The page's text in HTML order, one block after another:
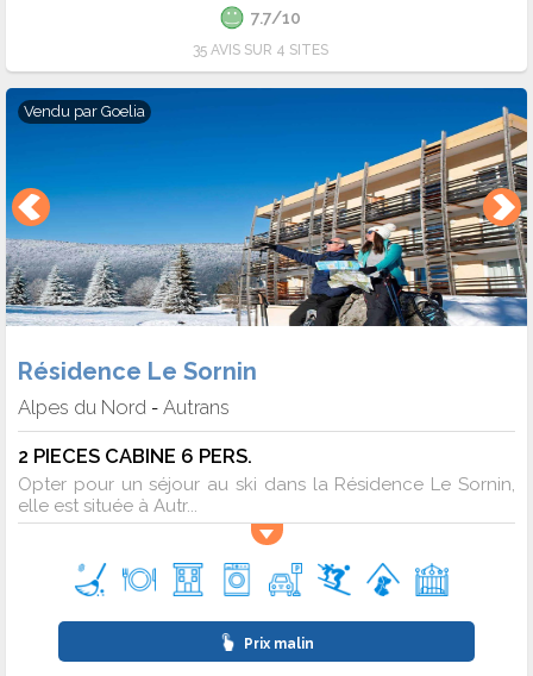
7.7/10
35 AVIS SUR 4 SITES
Vendu par Goelia
Résidence Le Sornin
Alpes du Nord - Autrans
2 PIECES CABINE 6 PERS.
Opter pour un séjour au ski dans la Résidence Le Sornin,
elle est située à Autr...
Prix malin